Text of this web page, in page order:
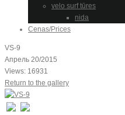
velo surf tūres
nida
Cenas/Prices
VS-9
Апрель 20/2015
Views: 16931
Return to the gallery